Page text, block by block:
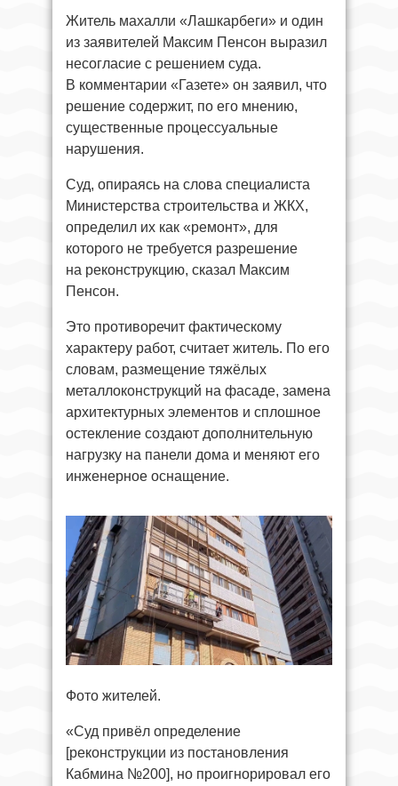
Житель махалли «Лашкарбеги» и один
из заявителей Максим Пенсон выразил
несогласие с решением суда.
В комментарии «Газете» он заявил, что
решение содержит, по его мнению,
существенные процессуальные
нарушения.
Суд, опираясь на слова специалиста
Министерства строительства и ЖКХ,
определил их как «ремонт», для
которого не требуется разрешение
на реконструкцию, сказал Максим
Пенсон.
Это противоречит фактическому
характеру работ, считает житель. По его
словам, размещение тяжёлых
металлоконструкций на фасаде, замена
архитектурных элементов и сплошное
остекление создают дополнительную
нагрузку на панели дома и меняют его
инженерное оснащение.
Фото жителей.
«Суд привёл определение
[реконструкции из постановления
Кабмина №200], но проигнорировал его